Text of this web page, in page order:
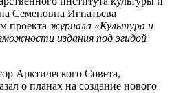
Семеновна Игнатьева
проекта журнала «Культура и
издания под эгидой
Арктического Совета,
о планах на создание нового